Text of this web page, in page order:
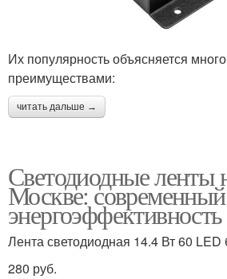
Их популярность объясняется
преимуществами:
читать дальше →
Светодиодные ленты
Москве:
энергоэффективность
Лента светодиодная 14.4 Вт 60 LED
280 руб.